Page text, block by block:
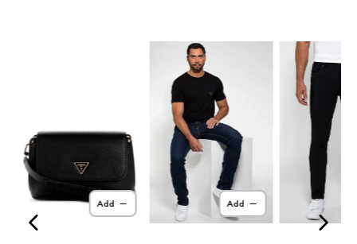
Add Add